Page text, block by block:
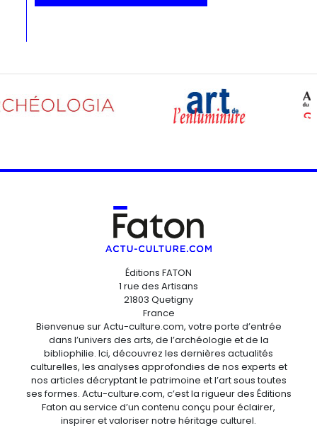
Éditions FATON
1 rue des Artisans
21803 Quetigny
France
Bienvenue sur Actu-culture.com, votre porte d’entrée
dans l’univers des arts, de l’archéologie et de la
bibliophilie. Ici, découvrez les dernières actualités
culturelles, les analyses approfondies de nos experts et
nos articles décryptant le patrimoine et l’art sous toutes
ses formes. Actu-culture.com, c’est la rigueur des Éditions
Faton au service d’un contenu conçu pour éclairer,
inspirer et valoriser notre héritage culturel.